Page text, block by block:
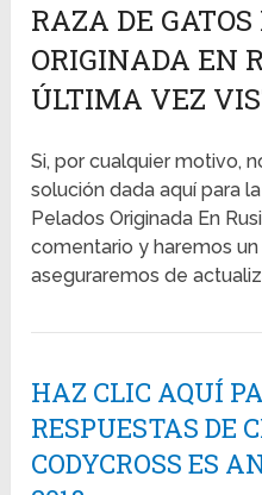
RAZA DE
ORIGINADA EN
ÚLTIMA VEZ
Si, por cualquier motivo,
solución dada aquí para
Pelados Originada En
comentario y haremos
aseguraremos de
HAZ CLIC AQUÍ
RESPUESTAS DE
CODYCROSS ES